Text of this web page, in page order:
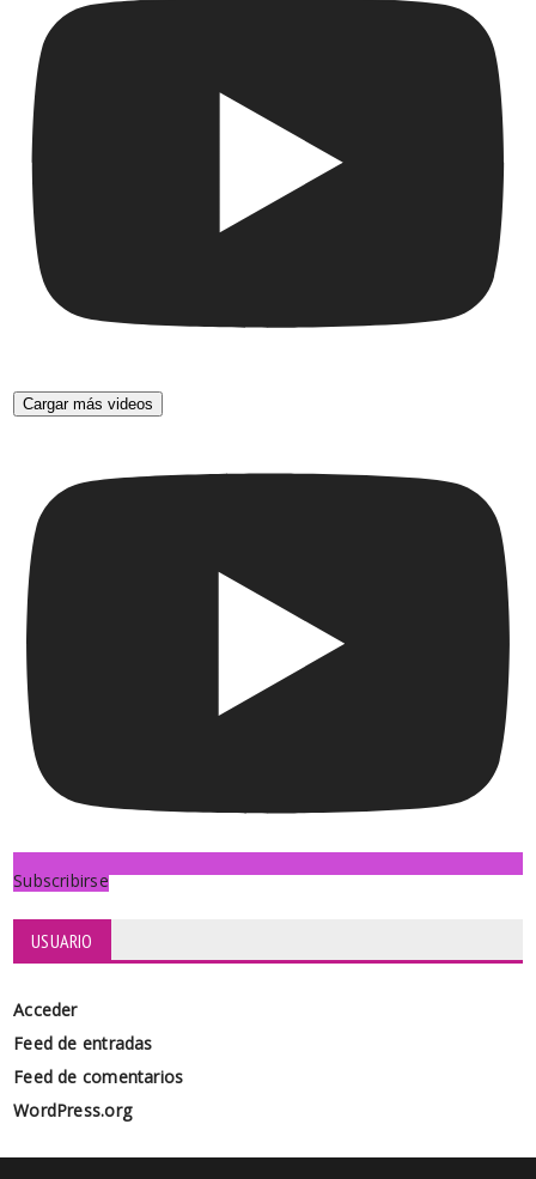
Cargar más videos
Subscribirse
USUARIO
Acceder
Feed de entradas
Feed de comentarios
WordPress.org